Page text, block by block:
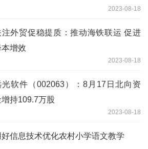
2023-08-18
注外贸促稳提质：推动海铁联运 促进
本增效
2023-08-18
光软件（002063）：8月17日北向资
增持109.7万股
2023-08-18
好信息技术优化农村小学语文教学